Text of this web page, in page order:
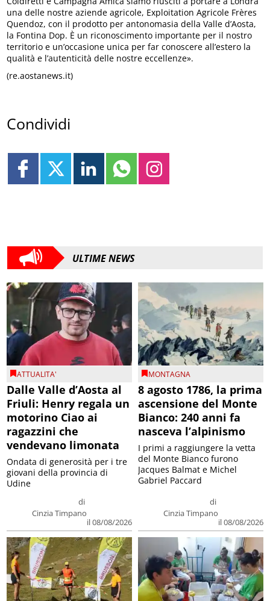
una delle nostre aziende agricole, Exploitation Agricole Frères
Quendoz, con il prodotto per antonomasia della Valle d’Aosta,
la Fontina Dop. È un riconoscimento importante per il nostro
territorio e un’occasione unica per far conoscere all’estero la
qualità e l’autenticità delle nostre eccellenze».
(re.aostanews.it)
Condividi
ULTIME NEWS
ATTUALITA'
Dalle Valle d’Aosta al
Friuli: Henry regala un
motorino Ciao ai
ragazzini che
vendevano limonata
di
Cinzia Timpano
il 08/08/2026
Ondata di generosità per i tre
giovani della provincia di
Udine
MONTAGNA
8 agosto 1786, la prima
ascensione del Monte
Bianco: 240 anni fa
nasceva l’alpinismo
di
Cinzia Timpano
il 08/08/2026
I primi a raggiungere la vetta
del Monte Bianco furono
Jacques Balmat e Michel
Gabriel Paccard